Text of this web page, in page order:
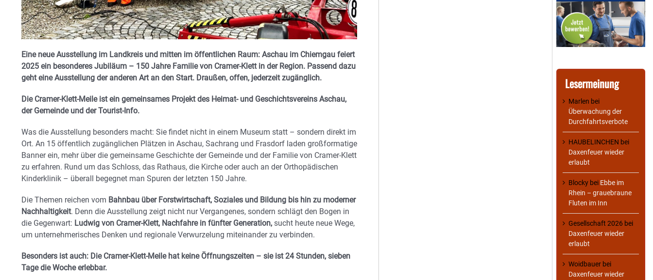
Eine neue Ausstellung im Landkreis und mitten im öffentlichen Raum: Aschau im Chiemgau feiert
2025 ein besonderes Jubiläum – 150 Jahre Familie von Cramer-Klett in der Region. Passend dazu
geht eine Ausstellung der anderen Art an den Start. Draußen, offen, jederzeit zugänglich.
Die Cramer-Klett-Meile ist ein gemeinsames Projekt des Heimat- und Geschichtsvereins Aschau,
der Gemeinde und der Tourist-Info.
Was die Ausstellung besonders macht: Sie findet nicht in einem Museum statt – sondern direkt im
Ort. An 15 öffentlich zugänglichen Plätzen in Aschau, Sachrang und Frasdorf laden großformatige
Banner ein, mehr über die gemeinsame Geschichte der Gemeinde und der Familie von Cramer-Klett
zu erfahren. Rund um das Schloss, das Rathaus, die Kirche oder auch an der Orthopädischen
Kinderklinik – überall begegnet man Spuren der letzten 150 Jahre.
Die Themen reichen vom Bahnbau über Forstwirtschaft, Soziales und Bildung bis hin zu moderner
Nachhaltigkeit. Denn die Ausstellung zeigt nicht nur Vergangenes, sondern schlägt den Bogen in
die Gegenwart: Ludwig von Cramer-Klett, Nachfahre in fünfter Generation, sucht heute neue Wege,
um unternehmerisches Denken und regionale Verwurzelung miteinander zu verbinden.
Besonders ist auch: Die Cramer-Klett-Meile hat keine Öffnungszeiten – sie ist 24 Stunden, sieben
Tage die Woche erlebbar.
Lesermeinung
Marlen bei
Überwachung der
Durchfahrtsverbote
HAUBELINCHEN bei
Daxenfeuer wieder
erlaubt
Blocky bei Ebbe im
Rhein – grauebraune
Fluten im Inn
Gesellschaft 2026 bei
Daxenfeuer wieder
erlaubt
Woidbauer bei
Daxenfeuer wieder